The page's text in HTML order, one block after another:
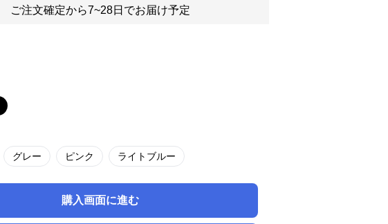
ご注文確定から7~28日でお届け予定
グレー ピンク ライトブルー
購入画面に進む